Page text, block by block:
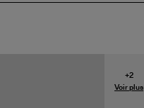
+2
Voir plus